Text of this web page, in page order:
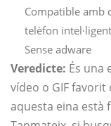
Compatible amb
telèfon
Sense adware
Veredicte: És una
vídeo o GIF
aquesta eina està